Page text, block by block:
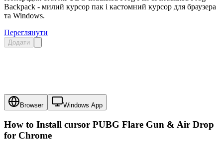
Backpack - милий курсор пак і кастомний курсор для браузера
та Windows.
Переглянути
Додати
Browser Windows App
How to Install cursor PUBG Flare Gun & Air Drop
for Chrome